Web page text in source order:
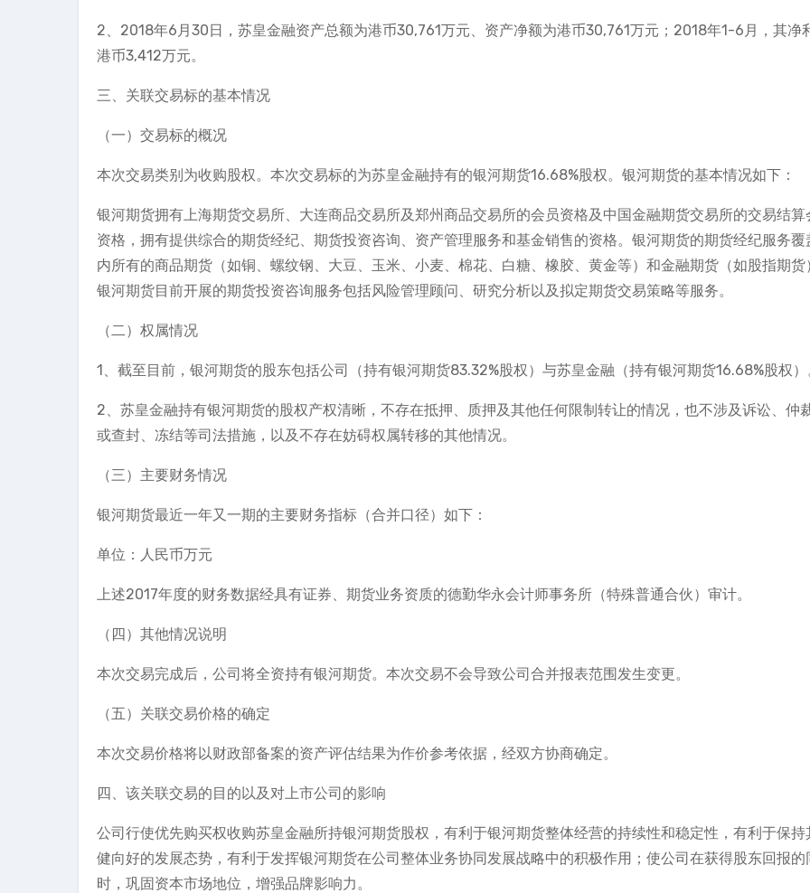
2、2018年6月30日，苏皇金融资产总额为港币30,761万元、资产净额为港币30,761万元；2018年1-6月，其净
港币3,412万元。
三、关联交易标的基本情况
（一）交易标的概况
本次交易类别为收购股权。本次交易标的为苏皇金融持有的银河期货16.68%股权。银河期货的基本情况如下：
银河期货拥有上海期货交易所、大连商品交易所及郑州商品交易所的会员资格及中国金融期货交易所的交易结算
资格，拥有提供综合的期货经纪、期货投资咨询、资产管理服务和基金销售的资格。银河期货的期货经纪服务覆
内所有的商品期货（如铜、螺纹钢、大豆、玉米、小麦、棉花、白糖、橡胶、黄金等）和金融期货（如股指期货
银河期货目前开展的期货投资咨询服务包括风险管理顾问、研究分析以及拟定期货交易策略等服务。
（二）权属情况
1、截至目前，银河期货的股东包括公司（持有银河期货83.32%股权）与苏皇金融（持有银河期货16.68%股权
2、苏皇金融持有银河期货的股权产权清晰，不存在抵押、质押及其他任何限制转让的情况，也不涉及诉讼、仲
或查封、冻结等司法措施，以及不存在妨碍权属转移的其他情况。
（三）主要财务情况
银河期货最近一年又一期的主要财务指标（合并口径）如下：
单位：人民币万元
上述2017年度的财务数据经具有证券、期货业务资质的德勤华永会计师事务所（特殊普通合伙）审计。
（四）其他情况说明
本次交易完成后，公司将全资持有银河期货。本次交易不会导致公司合并报表范围发生变更。
（五）关联交易价格的确定
本次交易价格将以财政部备案的资产评估结果为作价参考依据，经双方协商确定。
四、该关联交易的目的以及对上市公司的影响
公司行使优先购买权收购苏皇金融所持银河期货股权，有利于银河期货整体经营的持续性和稳定性，有利于保持
健向好的发展态势，有利于发挥银河期货在公司整体业务协同发展战略中的积极作用；使公司在获得股东回报的
时，巩固资本市场地位，增强品牌影响力。